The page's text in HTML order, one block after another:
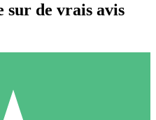
sur de vrais avis